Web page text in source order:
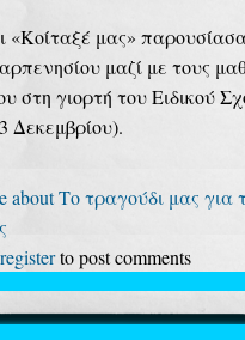
«Κοίταξέ μας»
μαζί με τους
στη γιορτή του Ειδικού
Δεκεμβρίου).
about Το τραγούδι μας
registerto post comments